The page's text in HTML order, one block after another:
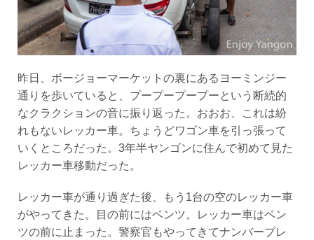
昨日、ボージョーマーケットの裏にあるヨーミンジー
通りを歩いていると、プープープープーという断続的
なクラクションの音に振り返った。おおお、これは紛
れもないレッカー車。ちょうどワゴン車を引っ張って
いくところだった。3年半ヤンゴンに住んで初めて見た
レッカー車移動だった。
レッカー車が通り過ぎた後、もう1台の空のレッカー車
がやってきた。目の前にはベンツ。レッカー車はベン
ツの前に止まった。警察官もやってきてナンバープレ